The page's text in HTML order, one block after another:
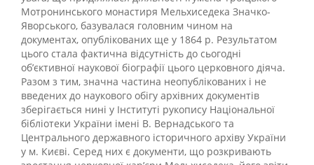
Мотронинського монастиря Мельхиседека Значко-
Яворського, базувалася головним чином на
документах, опублікованих ще у 1864 р. Результатом
цього стала фактична відсутність до сьогодні
об’єктивної наукової біографії цього церковного діяча.
Разом з тим, значна частина неопублікованих і не
введених до наукового обігу архівних документів
зберігається нині у Інституті рукопису Національної
бібліотеки України імені В. Вернадського та
Центрального державного історичного архіву України
у м. Києві. Серед них є документи, що розкривають